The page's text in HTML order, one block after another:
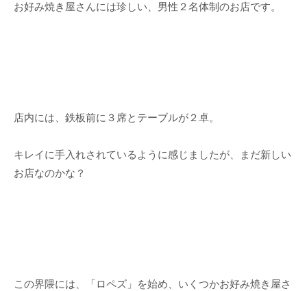
お好み焼き屋さんには珍しい、男性２名体制のお店です。
店内には、鉄板前に３席とテーブルが２卓。
キレイに手入れされているように感じましたが、まだ新しい
お店なのかな？
この界隈には、「ロペズ」を始め、いくつかお好み焼き屋さ